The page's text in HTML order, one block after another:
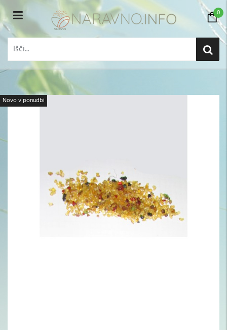
0
Novo v ponudbi